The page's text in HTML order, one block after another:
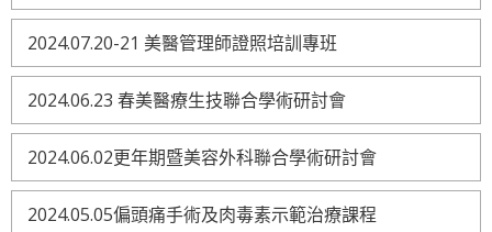
2024.07.20-21 美醫管理師證照培訓專班
2024.06.23 春美醫療生技聯合學術研討會
2024.06.02更年期暨美容外科聯合學術研討會
2024.05.05偏頭痛手術及肉毒素示範治療課程